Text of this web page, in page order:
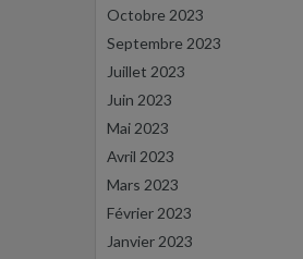
Octobre 2023
Septembre 2023
Juillet 2023
Juin 2023
Mai 2023
Avril 2023
Mars 2023
Février 2023
Janvier 2023